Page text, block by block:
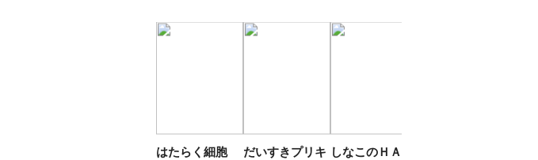
はたらく細胞
だいすきプリキ しなこのＨＡＰ